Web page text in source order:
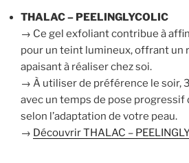
THALAC – PEELINGLYCOLIC
→ Ce gel exfoliant contribue à
pour un teint lumineux, offrant un
apaisant à réaliser chez soi.
→ À utiliser de préférence le soir,
avec un temps de pose progressif
selon l’adaptation de votre peau.
→ Découvrir THALAC –